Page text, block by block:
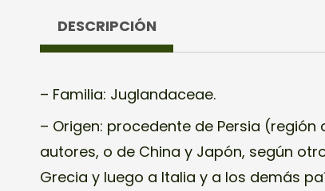
DESCRIPCIÓN
– Familia: Juglandaceae.
– Origen: procedente de Persia (región
autores, o de China y Japón, según
Grecia y luego a Italia y a los demás